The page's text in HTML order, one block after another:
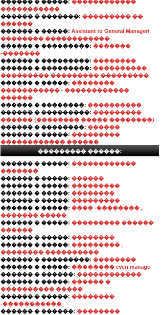
������ � �����: ������������
�����������
������ � �������: ��������� ��
������
������ � �����: Assistant to General Manager/
�������� ������������
������ � ���������: �������
-�������
������ � ���������: ��������
������ � ���������: ���������� ,
��������� ��������� ���������
������ � �����: ��������
����������� - ������������
������
������ � ��������: ����������
������ � ���������: ���������
������ (�������� ����� ��������)
������ � ��������: ������
������ � �����: ���������
������������ ������
��������� ������:
������ � �����: ������������
�������
������ � �����: ������
������ � �����: ���������
������ � �����: ��������
������ � �����: ���������
������ � �����: ���� -�������� ,
������� �����
������ � �����: ��������� ������
������
������ � �����: ��������
������ � �����: ��������� ,
�������� ����������
������ � ���������: ��������
������ � �����: �������� even manage
������ � ������: ������������
������ � �����: ������ �
���������� �����
������ � �����: ��������
-�����������
������ � ������: ��������